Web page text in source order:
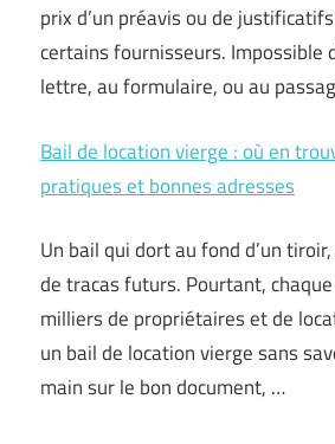
prix d’un préavis ou de
certains fournisseurs. Impossible
lettre, au formulaire, ou au
Bail de location vierge : où en
pratiques et bonnes adresses
Un bail qui dort au fond d’un
de tracas futurs. Pourtant,
milliers de propriétaires et de
un bail de location vierge sans
main sur le bon document, …